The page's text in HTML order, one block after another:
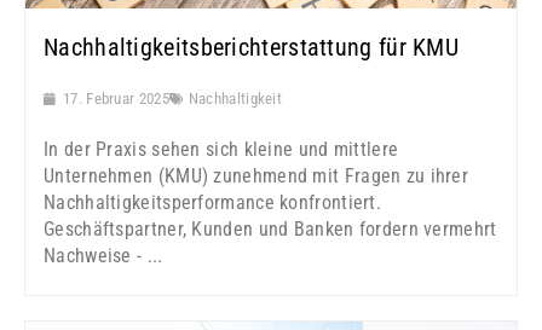
Nachhaltigkeitsberichterstattung für KMU
17. Februar 2025 Nachhaltigkeit
In der Praxis sehen sich kleine und mittlere
Unternehmen (KMU) zunehmend mit Fragen zu ihrer
Nachhaltigkeitsperformance konfrontiert.
Geschäftspartner, Kunden und Banken fordern vermehrt
Nachweise - ...